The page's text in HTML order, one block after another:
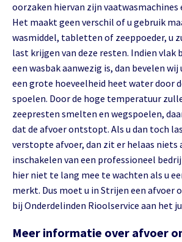
oorzaken hiervan zijn vaatwasmachines
Het maakt geen verschil of u gebruik
wasmiddel, tabletten of zeeppoeder, u
last krijgen van deze resten. Indien vlak
een wasbak aanwezig is, dan bevelen
een grote hoeveelheid heet water door
spoelen. Door de hoge temperatuur
zeepresten smelten en wegspoelen,
dat de afvoer ontstopt. Als u dan toch
verstopte afvoer, dan zit er helaas niets
inschakelen van een professioneel
hier niet te lang mee te wachten als u
merkt. Dus moet u in Strijen een afvoer
bij Onderdelinden Rioolservice aan het
Meer informatie over afvoer